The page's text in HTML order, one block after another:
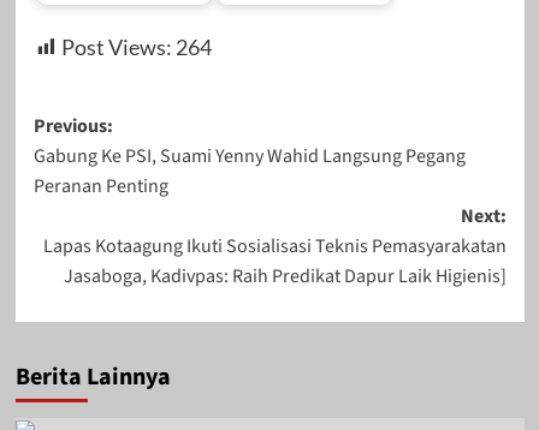
Februari 5, 2024
by
Redaksi
by
Post Views: 264
Post
navigation
Previous:
Gabung Ke PSI, Suami Yenny Wahid Langsung Pegang
Peranan Penting
Next:
Lapas Kotaagung Ikuti Sosialisasi Teknis Pemasyarakatan
Jasaboga, Kadivpas: Raih Predikat Dapur Laik Higienis]
Berita Lainnya